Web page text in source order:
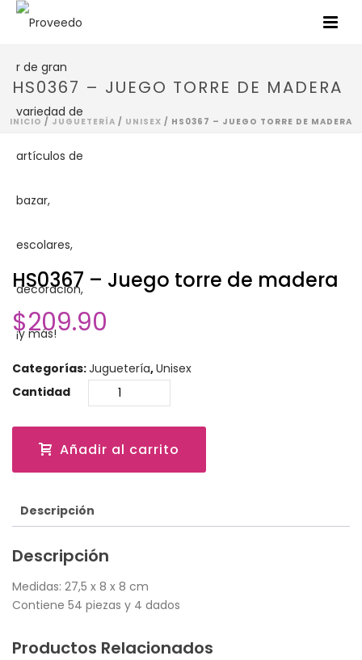
HS0367 – JUEGO TORRE DE MADERA
INICIO / JUGUETERÍA / UNISEX / HS0367 – JUEGO TORRE DE MADERA
HS0367 – Juego torre de madera
$209.90
Categorías:Juguetería,Unisex
Cantidad
Añadir al carrito
Descripción
Descripción
Medidas: 27,5 x 8 x 8 cm
Contiene 54 piezas y 4 dados
Productos Relacionados